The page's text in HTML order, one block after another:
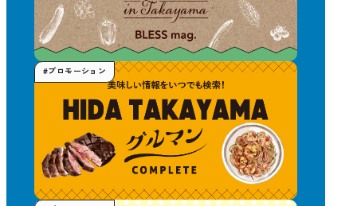
#プロモーション